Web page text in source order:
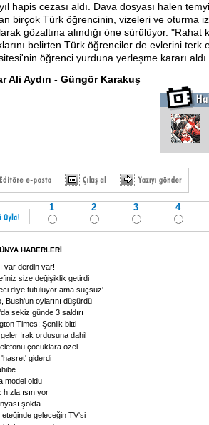
hapis cezası aldı. Dava dosyası halen
birçok Türk öğrencinin, vizeleri ve oturma
gözaltına alındığı öne sürülüyor. "Rahat
belirten Türk öğrenciler de evlerini terk
öğrenci yurduna yerleşme kararı aldı.
Ali Aydın - Güngör Karakuş
1 2 3 4
HABERLERİ
var derdin var!
size değişiklik getirdi
diye tutuluyor ama suçsuz'
Bush'un oylarını düşürdü
sekiz günde 3 saldırı
Times: Şenlik bitti
Irak ordusuna dahil
çocuklara özel
'hasret' giderdi
model oldu
ısınıyor
şokta
eteğinde geleceğin TV'si